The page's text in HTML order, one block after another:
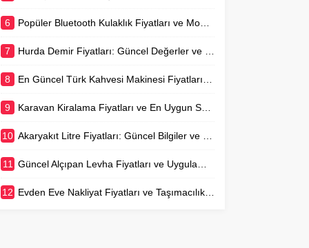
6 Popüler Bluetooth Kulaklık Fiyatları ve Model Karşılaştırmaları
7 Hurda Demir Fiyatları: Güncel Değerler ve Piyasa Analizi
8 En Güncel Türk Kahvesi Makinesi Fiyatları ve Rehberi
9 Karavan Kiralama Fiyatları ve En Uygun Seçenekler
10 Akaryakıt Litre Fiyatları: Güncel Bilgiler ve Değişim Nedenleri
11 Güncel Alçıpan Levha Fiyatları ve Uygulama Maliyetleri
12 Evden Eve Nakliyat Fiyatları ve Taşımacılık Rehberi